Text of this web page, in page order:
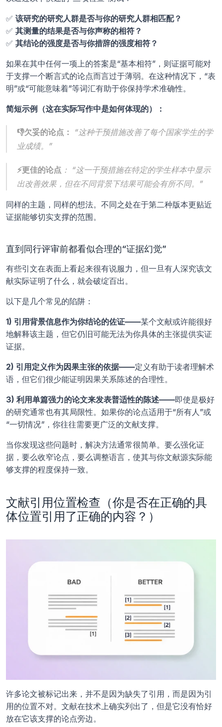
✅ 该研究的研究人群是否与你的研究人群相匹配？
✅ 其测量的结果是否与你声称的相符？
✅ 其结论的强度是否与你措辞的强度相符？
如果在其中任何一项上的答案是“基本相符”，则证据可能对
于支撑一个断言式的论点而言过于薄弱。在这种情况下，“表
明”或“可能意味着”等词汇有助于你保持学术准确性。
简短示例（这在实际写作中是如何体现的）：
👎欠妥的论点：
“这种干预措施改善了每个国家学生的学
业成绩。”
⚡更佳的论点 ： “这一干预措施在特定的学生样本中显示
出改善效果，但在不同背景下结果可能会有所不同。”
同样的主题，同样的想法。不同之处在于第二种版本更贴近
证据能够切实支撑的范围。
直到同行评审前都看似合理的“证据幻觉”
有些引文在表面上看起来很有说服力，但一旦有人深究该文
献实际证明了什么，就会破绽百出。
以下是几个常见的陷阱：
1) 引用背景信息作为你结论的佐证——某个文献或许能很好
地解释该主题，但它仍旧可能无法为你具体的主张提供实证
证据。
2) 引用定义作为因果主张的依据——定义有助于读者理解术
语，但它们很少能证明因果关系陈述的合理性。
3) 利用单篇强力的论文来发表普适性的陈述——即使是极好
的研究通常也有其局限性。如果你的论点适用于“所有人”或
“一切情况”，你往往需要更广泛的文献支撑。
当你发现这些问题时，解决方法通常很简单。要么强化证
据，要么收窄论点，要么调整语言，使其与你文献源实际能
够支撑的程度保持一致。
文献引用位置检查（你是否在正确的具
体位置引用了正确的内容？）
许多论文被标记出来，并不是因为缺失了引用，而是因为引
用的位置不对。文献在技术上确实列出了，但是它没有恰好
放在它该支撑的论点旁边。